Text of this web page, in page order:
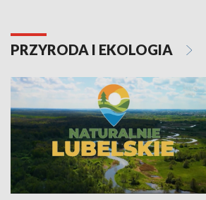
PRZYRODA I EKOLOGIA